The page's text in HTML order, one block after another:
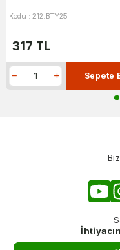
Kodu : 212.BTY25
317 TL
Sepete